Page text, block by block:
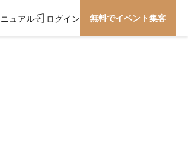
ュアル ログイン 無料でイベント集客